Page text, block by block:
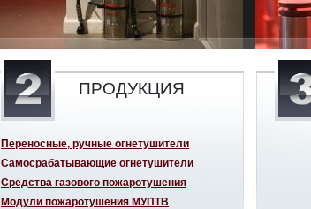
ПРОДУКЦИЯ
Переносные, ручные огнетушители
Самосрабатывающие огнетушители
Средства газового пожаротушения
Модули пожаротушения МУПТВ